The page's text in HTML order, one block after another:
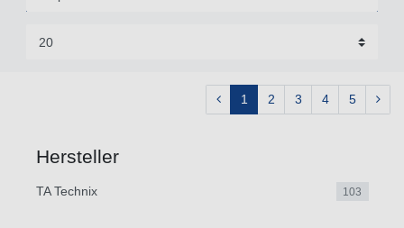
1 2 3 4 5
Hersteller
TA Technix 103